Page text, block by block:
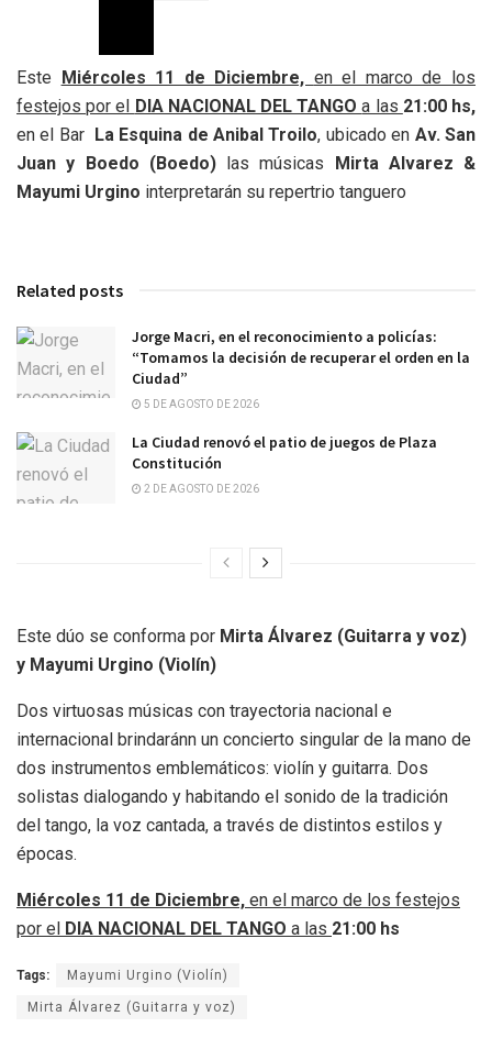
Este Miércoles 11 de Diciembre, en el marco de los
festejos por el DIA NACIONAL DEL TANGOa las 21:00 hs,
en el Bar La Esquina de Anibal Troilo, ubicado en Av. San
Juan y Boedo (Boedo) las músicas Mirta Alvarez &
Mayumi Urgino interpretarán su repertrio tanguero
Related posts
Jorge Macri, en el reconocimiento a policías:
“Tomamos la decisión de recuperar el orden en la
Ciudad”
5 DE AGOSTO DE 2026
La Ciudad renovó el patio de juegos de Plaza
Constitución
2 DE AGOSTO DE 2026
Este dúo se conforma por Mirta Álvarez (Guitarra y voz)
y Mayumi Urgino (Violín)
Dos virtuosas músicas con trayectoria nacional e
internacional brindaránn un concierto singular de la mano de
dos instrumentos emblemáticos: violín y guitarra. Dos
solistas dialogando y habitando el sonido de la tradición
del tango, la voz cantada, a través de distintos estilos y
épocas.
Miércoles 11 de Diciembre, en el marco de los festejos
por el DIA NACIONAL DEL TANGO a las 21:00 hs
Tags: Mayumi Urgino (Violín)
Mirta Álvarez (Guitarra y voz)